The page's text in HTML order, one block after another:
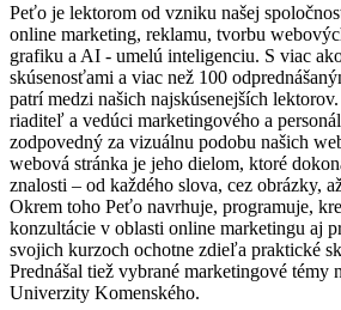
Peťo je lektorom od vzniku našej
online marketing, reklamu, tvorbu
grafiku a AI - umelú inteligenciu. S viac
skúsenosťami a viac než 100
patrí medzi našich najskúsenejších
riaditeľ a vedúci marketingového a
zodpovedný za vizuálnu podobu našich
webová stránka je jeho dielom, ktoré
znalosti – od každého slova, cez obrázky,
Okrem toho Peťo navrhuje, programuje,
konzultácie v oblasti online marketingu aj
svojich kurzoch ochotne zdieľa praktické
Prednášal tiež vybrané marketingové témy
Univerzity Komenského.